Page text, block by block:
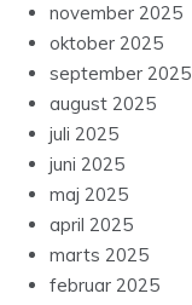
november 2025
oktober 2025
september 2025
august 2025
juli 2025
juni 2025
maj 2025
april 2025
marts 2025
februar 2025